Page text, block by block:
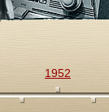
1952